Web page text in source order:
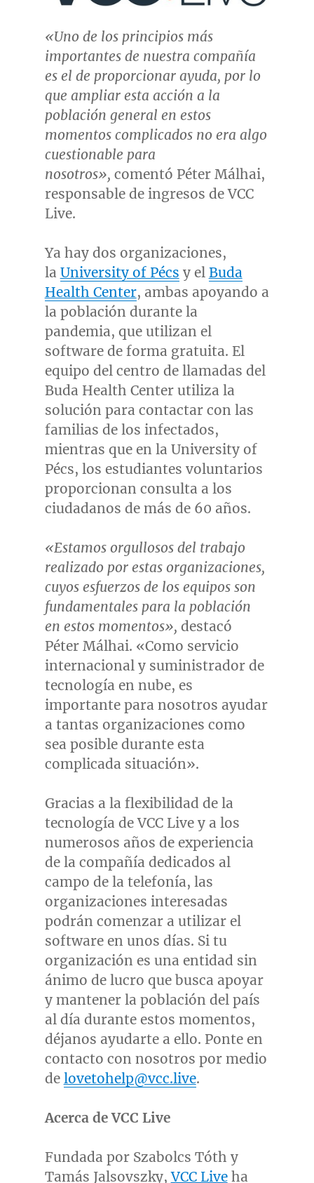
«Uno de los principios más
importantes de nuestra compañía
es el de proporcionar ayuda, por lo
que ampliar esta acción a la
población general en estos
momentos complicados no era algo
cuestionable para
nosotros», comentó Péter Málhai,
responsable de ingresos de VCC
Live.
Ya hay dos organizaciones,
la University of Pécs y el Buda
Health Center, ambas apoyando a
la población durante la
pandemia, que utilizan el
software de forma gratuita. El
equipo del centro de llamadas del
Buda Health Center utiliza la
solución para contactar con las
familias de los infectados,
mientras que en la University of
Pécs, los estudiantes voluntarios
proporcionan consulta a los
ciudadanos de más de 60 años.
«Estamos orgullosos del trabajo
realizado por estas organizaciones,
cuyos esfuerzos de los equipos son
fundamentales para la población
en estos momentos», destacó
Péter Málhai. «Como servicio
internacional y suministrador de
tecnología en nube, es
importante para nosotros ayudar
a tantas organizaciones como
sea posible durante esta
complicada situación».
Gracias a la flexibilidad de la
tecnología de VCC Live y a los
numerosos años de experiencia
de la compañía dedicados al
campo de la telefonía, las
organizaciones interesadas
podrán comenzar a utilizar el
software en unos días. Si tu
organización es una entidad sin
ánimo de lucro que busca apoyar
y mantener la población del país
al día durante estos momentos,
déjanos ayudarte a ello. Ponte en
contacto con nosotros por medio
de lovetohelp@vcc.live.
Acerca de VCC Live
Fundada por Szabolcs Tóth y
Tamás Jalsovszky,VCC Liveha